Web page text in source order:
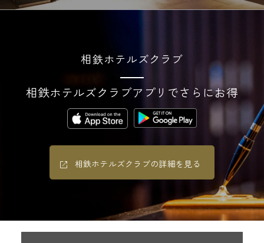
相鉄ホテルズクラブ
相鉄ホテルズクラブアプリでさらにお得
相鉄ホテルズクラブの詳細を見る